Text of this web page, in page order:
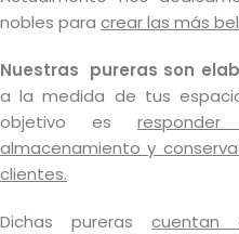
nobles para crear las más
Nuestras pureras son
a la medida de tus
objetivo es
almacenamiento y
clientes.
Dichas purerascuentan